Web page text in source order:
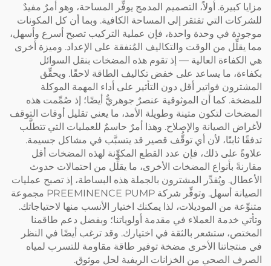
مزايا كبيرة. أولاً، التصميم المدمج يوفِّر المساحة، وهو أمرٌ مفيدٌ
للشركات التي تفتقر إلى المساحة الكافية. وبما أن كل المكونات
موجودة في وحدة واحدة، فإن عملية التركيب تصبح أسرع وأسهل،
مما يقلِّل من الوقت والتكاليف المُنفقة على الإعداد. وميزة أخرى
هي الكفاءة العالية — إذ تقوم هذه المضخات بنقل السوائل
بكفاءة، ما يساعد على خفض تكاليف الطاقة لاحقًا. ويحقِّق
المشترون فواتير أقل دون التأثير على أداء المهمة الموكلة
للمضخة. كما أن الموثوقية عنصرٌ جوهريٌّ أيضًا؛ إذ صُمِّمت هذه
المضخات لتكون متينة وطويلة الأمد، ما يعني تقليل أوقات التوقف
لأغراض الصيانة والإصلاح. وهذا أمرٌ حاسمٌ للعمليات التي تتطلَّب
تدفقًا ثابتًا، لأن أي توقُّف قصير قد يتسبَّب في مشاكل جسيمة.
علاوةً على ذلك، فإن عدد القطع المكوِّنة لهذه المضخات أقل
مقارنةً بأنواع المضخات الأخرى، ما يقلِّل من احتمالات حدوث
الأعطال. ويُقدِّر المشترون بالجملة هذه البساطة، إذ تصبح عمليات
الصيانة أسهل. وتوفِّر شركة PREEMINENCE PUMP مجموعة
متنوِّعة من الموديلات، لذا يمكنك اختيار الأنسب منها لاحتياجاتك.
وتأتي خدمة العملاء في مقدمة أولوياتنا؛ وبفضل دعم طاقمنا
المختص، ستشعر بالثقة في اختيارك. وقد ترغب أيضًا في النظر
في منتجاتنا الأخرى مضخة توفير طاقة مقاومة للتسرب لمياه
الصرف الصحي من الخزانات الريفية لحل موثوق.